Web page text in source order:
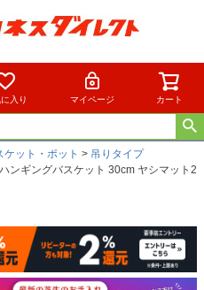
入り マイページ カート
ット・ポット
吊りタイプ
ンギングバスケット 30cm ヤシマット2